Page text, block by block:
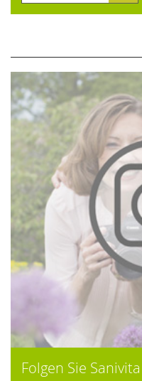
Folgen Sie